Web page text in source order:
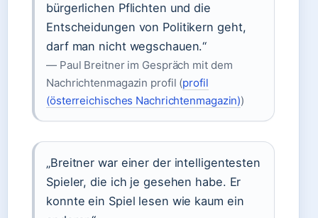
bürgerlichen Pflichten und die
Entscheidungen von Politikern geht,
darf man nicht wegschauen.“
— Paul Breitner im Gespräch mit dem
Nachrichtenmagazin profil (profil
(österreichisches Nachrichtenmagazin))
„Breitner war einer der intelligentesten
Spieler, die ich je gesehen habe. Er
konnte ein Spiel lesen wie kaum ein